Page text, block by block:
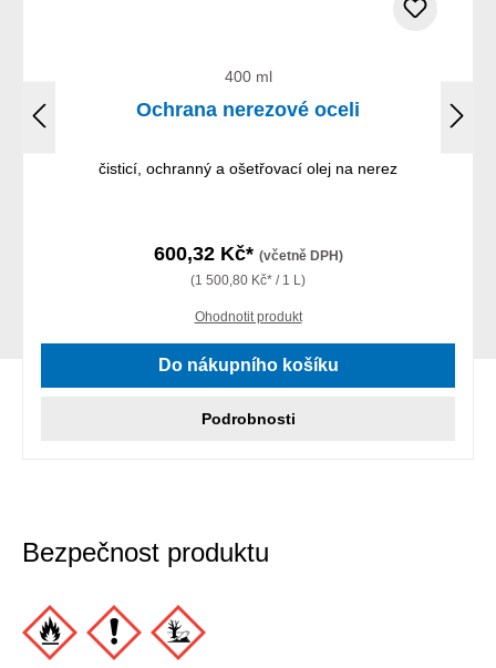
400 ml
Ochrana nerezové oceli
čisticí, ochranný a ošetřovací olej na nerez
600,32 Kč* (včetně DPH)
(1 500,80 Kč* / 1 L)
Ohodnotit produkt
Do nákupního košíku
Podrobnosti
Bezpečnost produktu